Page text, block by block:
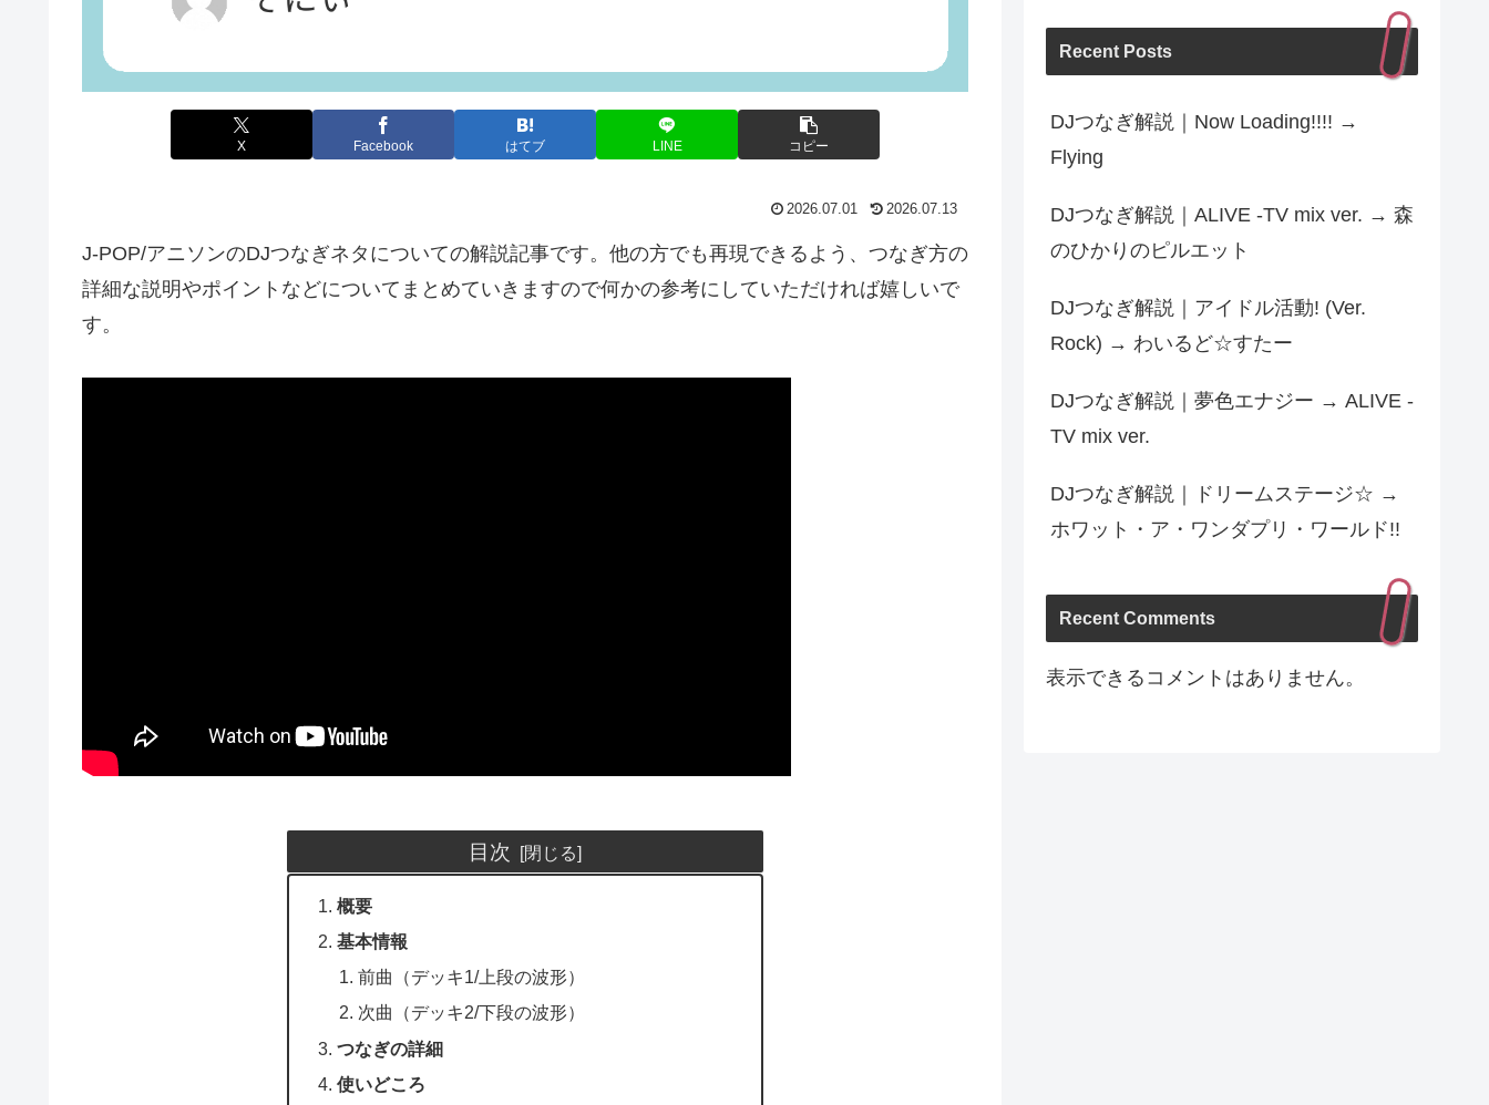
X Facebook はてブ LINE コピー
2026.07.01 2026.07.13
J-POP/アニソンのDJつなぎネタについての解説記事です。他の方でも再現できるよう、つなぎ方の
詳細な説明やポイントなどについてまとめていきますので何かの参考にしていただければ嬉しいで
す。
目次
概要
基本情報
前曲（デッキ1/上段の波形）
次曲（デッキ2/下段の波形）
つなぎの詳細
使いどころ
Recent Posts
DJつなぎ解説｜Now Loading!!!! →
Flying
DJつなぎ解説｜ALIVE -TV mix ver. → 森
のひかりのピルエット
DJつなぎ解説｜アイドル活動! (Ver.
Rock) → わいるど☆すたー
DJつなぎ解説｜夢色エナジー → ALIVE -
TV mix ver.
DJつなぎ解説｜ドリームステージ☆ →
ホワット・ア・ワンダプリ・ワールド!!
Recent Comments
表示できるコメントはありません。